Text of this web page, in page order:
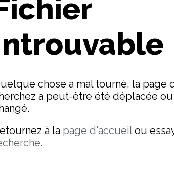
Fichier
chose a mal tourné, la page
a peut-être été déplacée ou
à la page d'accueilou